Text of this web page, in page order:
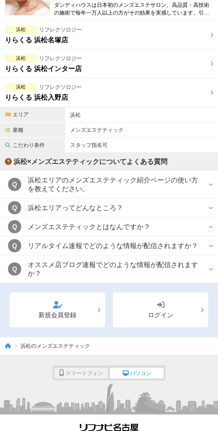
ダンディハウスは日本初のメンズエステサロン。高品質・高技術
の施術で毎年一万人以上の方がその効果を実感しています。引き
に取り揃えています。
浜松 リフレクソロジー
りらくる 浜松名塚店
浜松 リフレクソロジー
りらくる 浜松インター店
浜松 リフレクソロジー
りらくる 浜松入野店
エリア 浜松
業種 メンズエステティック
こだわり条件 スタッフ指名可
浜松×メンズエステティックについてよくある質問
Q
浜松エリアのメンズエステティック紹介ページの使い方
を教えてください。
Q 浜松エリアってどんなところ？
Q メンズエステティックとはなんですか？
Q リアルタイム速報でどのような情報が配信されますか？
Q
オススメ店ブログ速報でどのような情報が配信されます
か？
新規会員登録 ログイン
浜松のメンズエステティック
スマートフォン パソコン